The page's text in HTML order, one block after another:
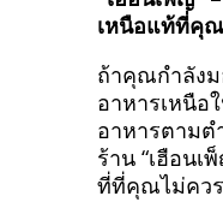
เหนือแท้ที่คุ
ถ้าคุณกำลัง
อาหารเหนือ
อาหารตามต
ร้าน “เฮือนเ
ที่ที่คุณไม่คว